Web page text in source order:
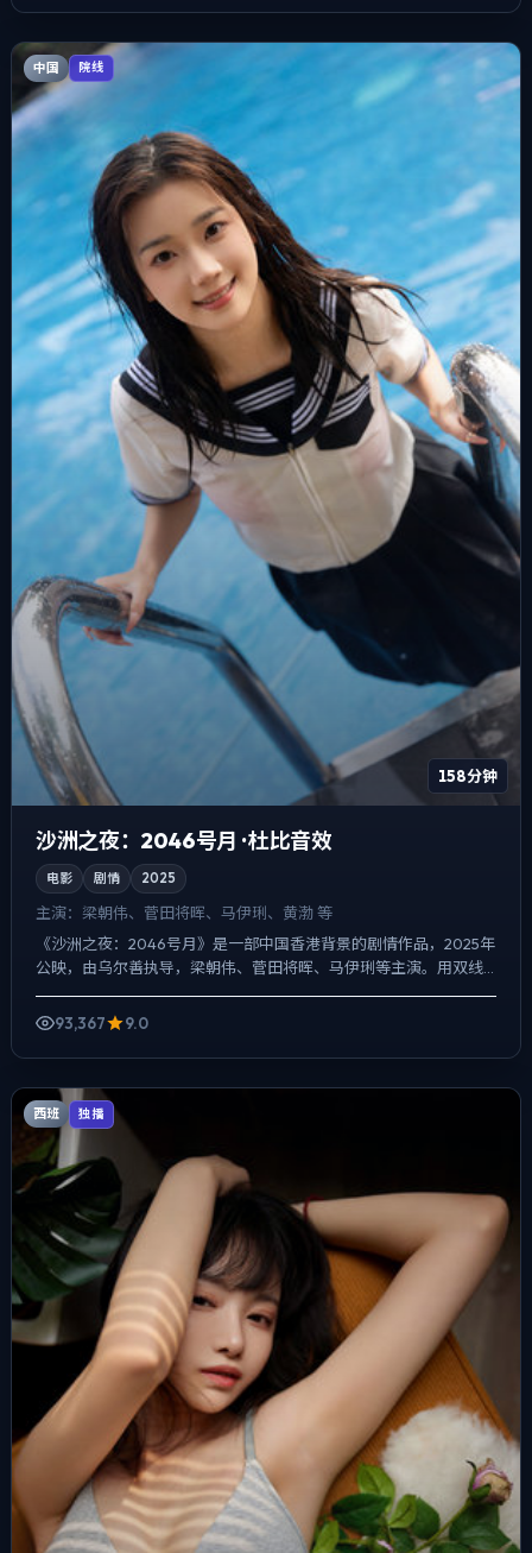
中国 院线
158分钟
沙洲之夜：2046号月 · 杜比音效
电影 剧情 2025
主演： 梁朝伟、菅田将晖、马伊琍、黄渤 等
《沙洲之夜：2046号月》是一部中国香港背景的剧情作品，2025年
公映，由乌尔善执导，梁朝伟、菅田将晖、马伊琍等主演。用双线
叙事把过去与现在拧成一股绳，爱情线并不喧宾夺主，却成...
93,367
9.0
西班 独播